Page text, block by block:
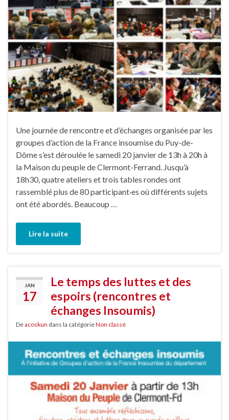
Une journée de rencontre et d’échanges organisée par les
groupes d’action de la France insoumise du Puy-de-
Dôme s’est déroulée le samedi 20 janvier de 13h à 20h à
la Maison du peuple de Clermont-Ferrand. Jusqu’à
18h30, quatre ateliers et trois tables rondes ont
rassemblé plus de 80 participant·es où différents sujets
ont été abordés. Beaucoup …
Lire la suite
JAN
17
Le temps des luttes et des
espoirs (rencontres et
échanges Insoumis)
Deacoskun dans la catégorieNon classé